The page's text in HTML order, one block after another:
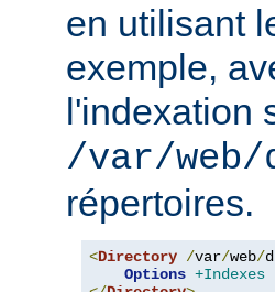
en utilisant
exemple,
l'indexation
/var/
répertoires.
<Directory /var/web/
Options +Indexes